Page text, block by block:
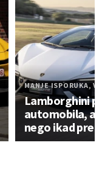
MANJE ISPORUKA,
Lamborghini
automobila, a
nego ikad pre